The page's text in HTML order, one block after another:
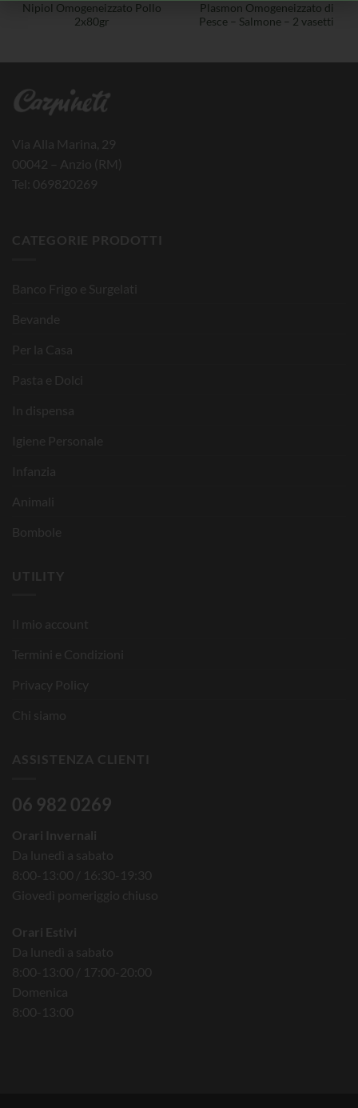
Nipiol Omogeneizzato Pollo
2x80gr
Plasmon Omogeneizzato di
Pesce – Salmone – 2 vasetti
Via Alla Marina, 29
00042 – Anzio (RM)
Tel: 069820269
CATEGORIE PRODOTTI
Banco Frigo e Surgelati
Bevande
Per la Casa
Pasta e Dolci
In dispensa
Igiene Personale
Infanzia
Animali
Bombole
UTILITY
Il mio account
Termini e Condizioni
Privacy Policy
Chi siamo
ASSISTENZA CLIENTI
06 982 0269
Orari Invernali
Da lunedì a sabato
8:00-13:00 / 16:30-19:30
Giovedì pomeriggio chiuso
Orari Estivi
Da lunedì a sabato
8:00-13:00 / 17:00-20:00
Domenica
8:00-13:00